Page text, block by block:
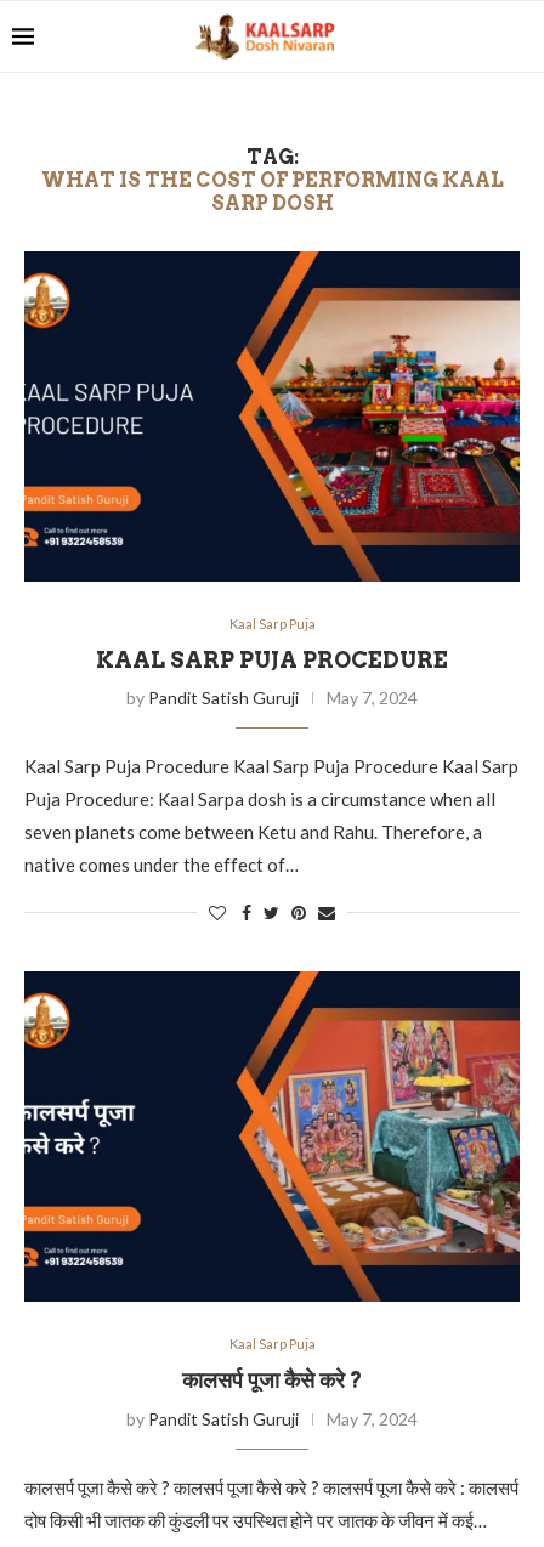
TAG:
WHAT IS THE COST OF PERFORMING KAAL
SARP DOSH
Kaal Sarp Puja
KAAL SARP PUJA PROCEDURE
by Pandit Satish Guruji May 7, 2024
Kaal Sarp Puja Procedure Kaal Sarp Puja Procedure Kaal Sarp
Puja Procedure: Kaal Sarpa dosh is a circumstance when all
seven planets come between Ketu and Rahu. Therefore, a
native comes under the effect of…
Kaal Sarp Puja
कालसर्प पूजा कैसे करे ?
by Pandit Satish Guruji May 7, 2024
कालसर्प पूजा कैसे करे ? कालसर्प पूजा कैसे करे ? कालसर्प पूजा कैसे करे : कालसर्प
दोष किसी भी जातक की कुंडली पर उपस्थित होने पर जातक के जीवन में कई…